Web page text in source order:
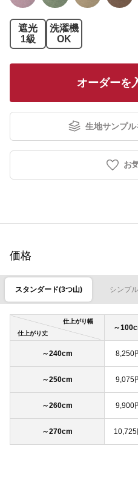
遮光
1級
洗濯機
OK
オーダーを
生地サンプ
お
価格
スタンダード(3つ山) シンプ
仕上がり幅
仕上がり丈
～
～240cm 8,250
～250cm 9,075
～260cm 9,900
～270cm 10,725